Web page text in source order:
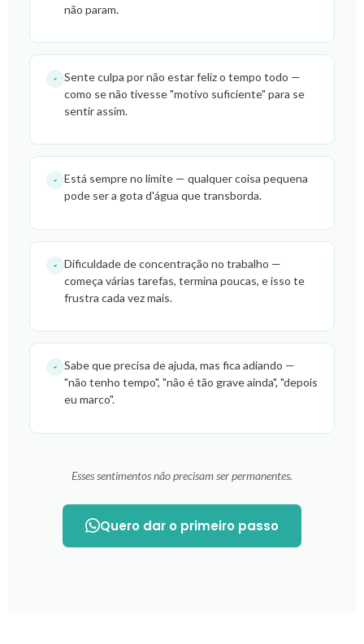
não param.
Sente culpa por não estar feliz o tempo todo —
como se não tivesse "motivo suficiente" para se
sentir assim.
Está sempre no limite — qualquer coisa pequena
pode ser a gota d'água que transborda.
Dificuldade de concentração no trabalho —
começa várias tarefas, termina poucas, e isso te
frustra cada vez mais.
Sabe que precisa de ajuda, mas fica adiando —
"não tenho tempo", "não é tão grave ainda", "depois
eu marco".
Esses sentimentos não precisam ser permanentes.
Quero dar o primeiro passo